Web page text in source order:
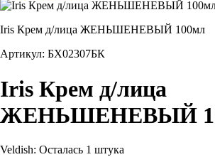
Iris Крем д/лица ЖЕНЬШЕНЕВЫЙ 100мл
Артикул: БХ02307БК
Iris Крем д/лица
ЖЕНЬШЕНЕВЫЙ
Veldish: Осталась 1 штука